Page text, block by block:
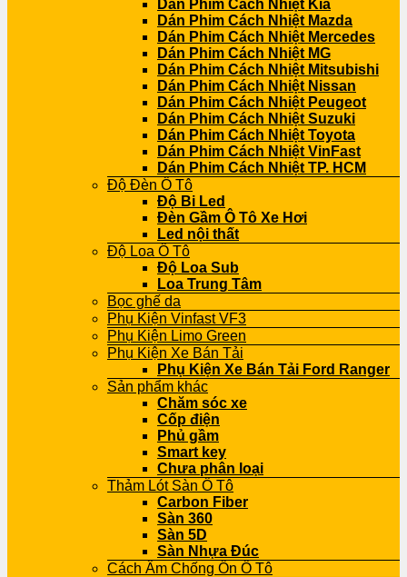
Dán Phim Cách Nhiệt Kia
Dán Phim Cách Nhiệt Mazda
Dán Phim Cách Nhiệt Mercedes
Dán Phim Cách Nhiệt MG
Dán Phim Cách Nhiệt Mitsubishi
Dán Phim Cách Nhiệt Nissan
Dán Phim Cách Nhiệt Peugeot
Dán Phim Cách Nhiệt Suzuki
Dán Phim Cách Nhiệt Toyota
Dán Phim Cách Nhiệt VinFast
Dán Phim Cách Nhiệt TP. HCM
Độ Đèn Ô Tô
Độ Bi Led
Đèn Gầm Ô Tô Xe Hơi
Led nội thất
Độ Loa Ô Tô
Độ Loa Sub
Loa Trung Tâm
Bọc ghế da
Phụ Kiện Vinfast VF3
Phụ Kiện Limo Green
Phụ Kiện Xe Bán Tải
Phụ Kiện Xe Bán Tải Ford Ranger
Sản phẩm khác
Chăm sóc xe
Cốp điện
Phủ gầm
Smart key
Chưa phân loại
Thảm Lót Sàn Ô Tô
Carbon Fiber
Sàn 360
Sàn 5D
Sàn Nhựa Đúc
Cách Âm Chống Ồn Ô Tô